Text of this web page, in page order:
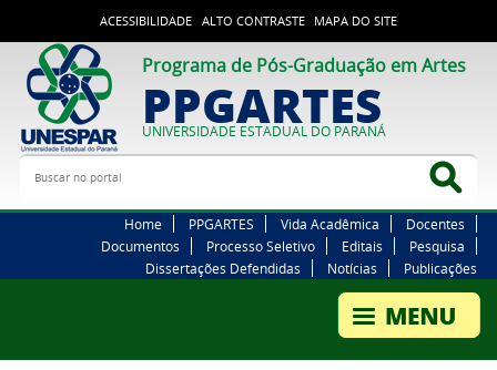
ACESSIBILIDADE ALTO CONTRASTE MAPA DO SITE
Programa de Pós-Graduação em Artes
PPGARTES
UNIVERSIDADE ESTADUAL DO PARANÁ
Buscar no portal
Home PPGARTES Vida Acadêmica
Docentes
Documentos
Processo Seletivo Editais
Pesquisa
Dissertações Defendidas
Notícias Publicações